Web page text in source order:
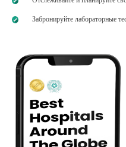
Забронируйте лабораторные